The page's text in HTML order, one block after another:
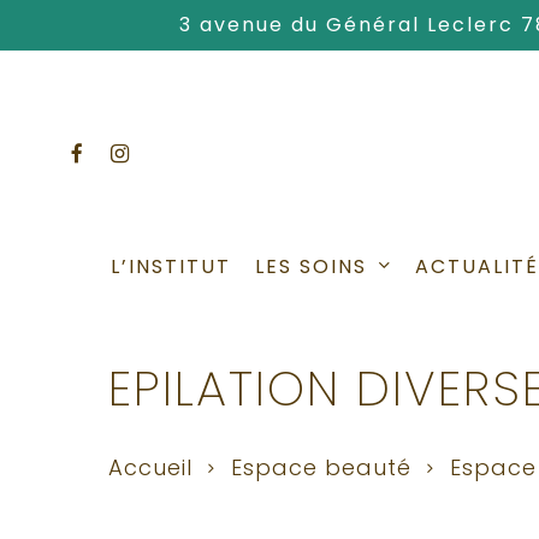
to
3 avenue du Général Leclerc
facebookinstagram
L’INSTITUT LES SOINS
EPILATION
Accueil Espace beauté